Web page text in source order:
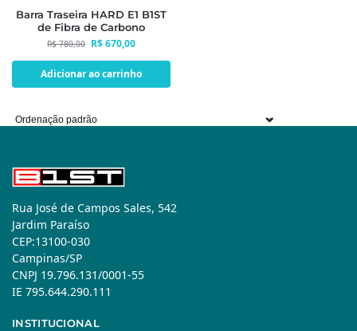
Barra Traseira HARD E1 B1ST
de Fibra de Carbono
R$780,00 R$670,00
Adicionar ao carrinho
Rua José de Campos Sales, 542
Jardim Paraíso
CEP:13100-030
Campinas/SP
CNPJ 19.796.131/0001-55
IE 795.644.290.111
INSTITUCIONAL